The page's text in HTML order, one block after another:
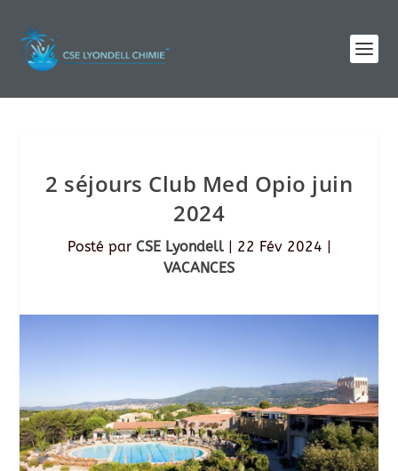
2 séjours Club Med Opio juin
2024
Posté par CSE Lyondell| 22 Fév 2024 |
VACANCES